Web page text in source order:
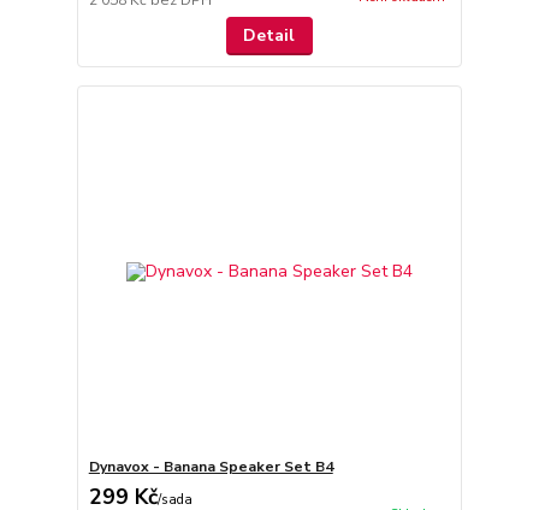
Detail
Dynavox - Banana Speaker Set B4
299 Kč/sada